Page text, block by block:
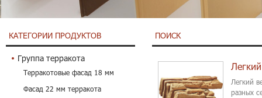
КАТЕГОРИИ ПРОДУКТОВ
Группа терракота
Терракотовые фасад 18 мм
Фасад 22 мм терракота
ПОИСК
Легкий
разных